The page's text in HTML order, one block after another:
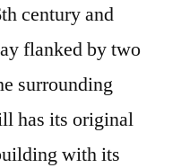
century and
flanked by two
surrounding
has its original
with its